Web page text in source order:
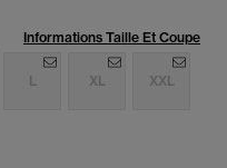
Informations Taille Et Coupe
L XL XXL